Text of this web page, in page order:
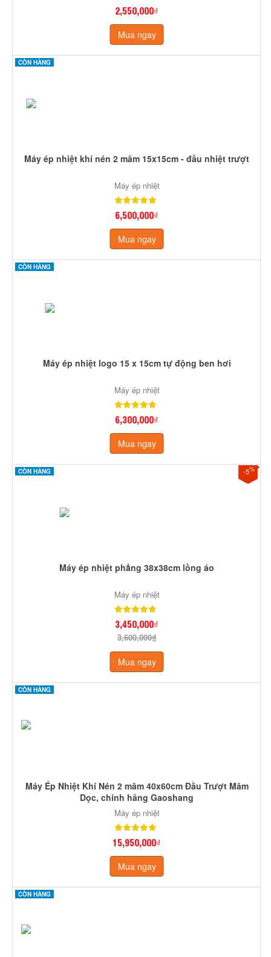
2,550,000₫
Mua ngay
CÒN HÀNG
Máy ép nhiệt khí nén 2 mâm 15x15cm - đầu nhiệt trượt
Máy ép nhiệt
6,500,000₫
Mua ngay
CÒN HÀNG
Máy ép nhiệt logo 15 x 15cm tự động ben hơi
Máy ép nhiệt
6,300,000₫
Mua ngay
-5%
CÒN HÀNG
Máy ép nhiệt phẳng 38x38cm lồng áo
Máy ép nhiệt
3,450,000₫
3,600,000₫
Mua ngay
CÒN HÀNG
Máy Ép Nhiệt Khí Nén 2 mâm 40x60cm Đầu Trượt Mâm
Dọc, chính hãng Gaoshang
Máy ép nhiệt
15,950,000₫
Mua ngay
CÒN HÀNG